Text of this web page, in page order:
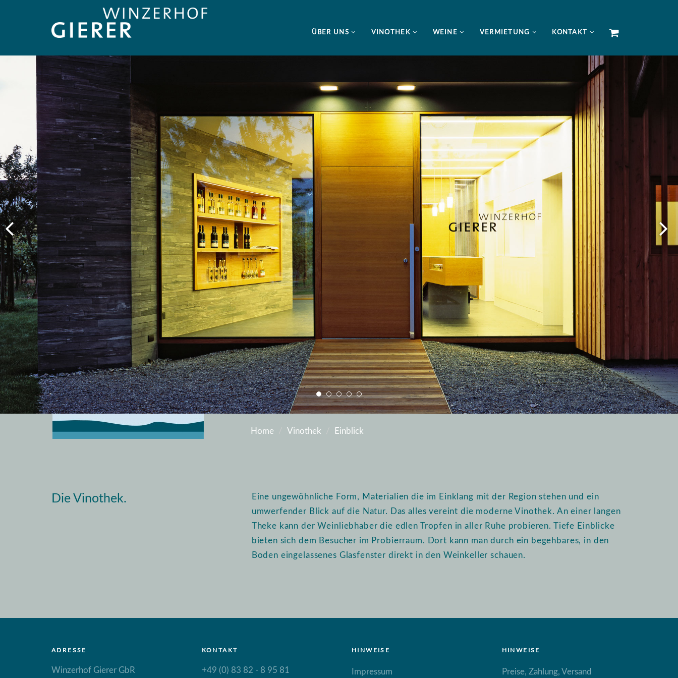
ÜBER UNS VINOTHEK WEINE VERMIETUNG KONTAKT
Home Vinothek Einblick
Die Vinothek.
Eine ungewöhnliche Form, Materialien die im Einklang mit der Region stehen und ein
umwerfender Blick auf die Natur. Das alles vereint die moderne Vinothek. An einer langen
Theke kann der Weinliebhaber die edlen Tropfen in aller Ruhe probieren. Tiefe Einblicke
bieten sich dem Besucher im Probierraum. Dort kann man durch ein begehbares, in den
Boden eingelassenes Glasfenster direkt in den Weinkeller schauen.
ADRESSE
Winzerhof Gierer GbR
KONTAKT
+49 (0) 83 82 - 8 95 81
HINWEISE
Impressum
HINWEISE
Preise, Zahlung, Versand